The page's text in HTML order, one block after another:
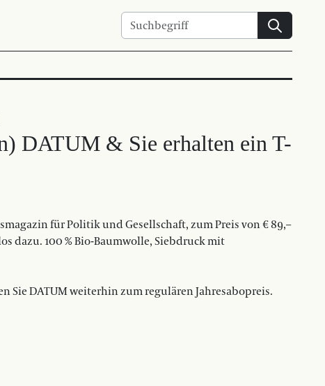
Suchen
DATUM & Sie erhalten ein T-
für Politik und Gesellschaft, zum Preis von € 89,–
dazu. 100 % Bio-Baumwolle, Siebdruck mit
Sie DATUM weiterhin zum regulären Jahresabopreis.